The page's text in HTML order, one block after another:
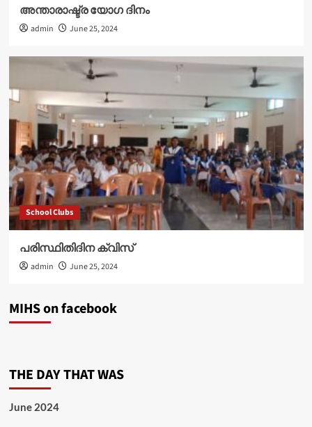
അന്താരാഷ്ട്ര യോഗ ദിനം
admin June 25, 2024
School Clubs
പരിസ്ഥിതിദിന ക്വിസ്
admin June 25, 2024
MIHS on facebook
THE DAY THAT WAS
June 2024